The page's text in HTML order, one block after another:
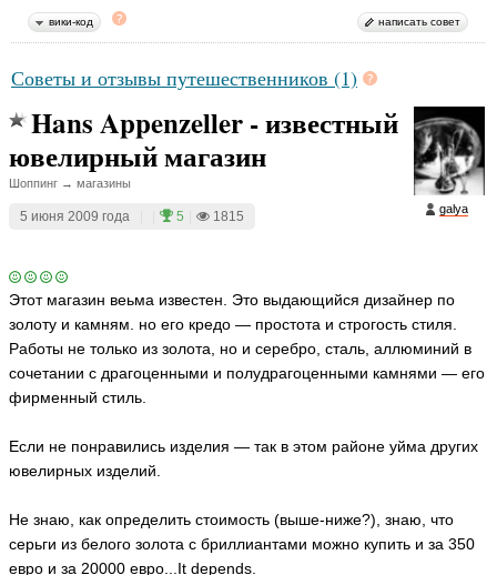
вики-код написать совет
Советы и отзывы путешественников (1)
galya
Hans Appenzeller - известный
ювелирный магазин
Шоппинг → магазины
5 июня 2009 года 5 1815
Этот магазин веьма известен. Это выдающийся дизайнер по
золоту и камням. но его кредо — простота и строгость стиля.
Работы не только из золота, но и серебро, сталь, аллюминий в
сочетании с драгоценными и полудрагоценными камнями — его
фирменный стиль.
Если не понравились изделия — так в этом районе уйма других
ювелирных изделий.
Не знаю, как определить стоимость (выше-ниже?), знаю, что
серьги из белого золота с бриллиантами можно купить и за 350
евро и за 20000 евро...It depends.